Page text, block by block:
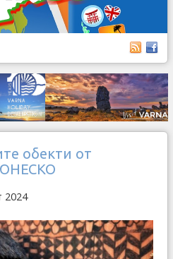
обекти от
ЮНЕСКО
2024